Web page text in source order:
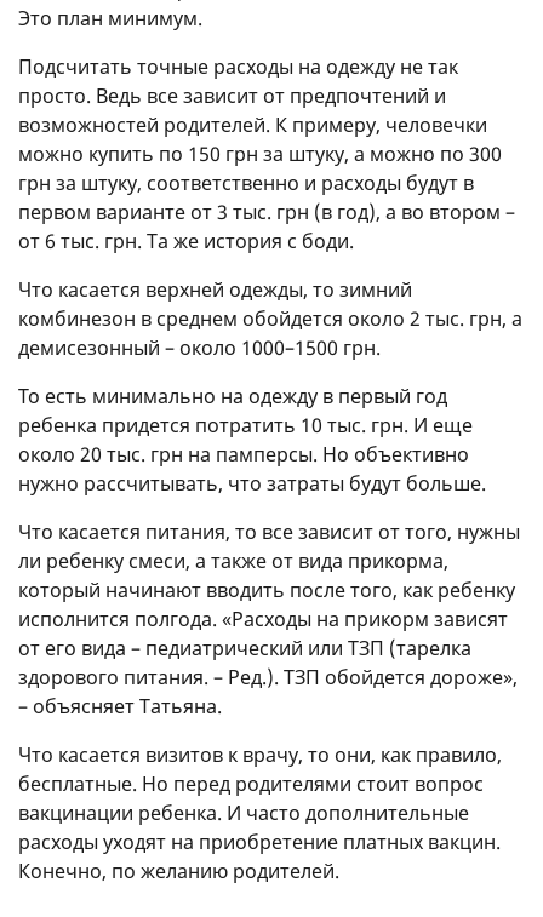
Это план минимум.
Подсчитать точные расходы на одежду не так
просто. Ведь все зависит от предпочтений и
возможностей родителей. К примеру, человечки
можно купить по 150 грн за штуку, а можно по 300
грн за штуку, соответственно и расходы будут в
первом варианте от 3 тыс. грн (в год), а во втором –
от 6 тыс. грн. Та же история с боди.
Что касается верхней одежды, то зимний
комбинезон в среднем обойдется около 2 тыс. грн, а
демисезонный – около 1000–1500 грн.
То есть минимально на одежду в первый год
ребенка придется потратить 10 тыс. грн. И еще
около 20 тыс. грн на памперсы. Но объективно
нужно рассчитывать, что затраты будут больше.
Что касается питания, то все зависит от того, нужны
ли ребенку смеси, а также от вида прикорма,
который начинают вводить после того, как ребенку
исполнится полгода. «Расходы на прикорм зависят
от его вида – педиатрический или ТЗП (тарелка
здорового питания. – Ред.). ТЗП обойдется дороже»,
– объясняет Татьяна.
Что касается визитов к врачу, то они, как правило,
бесплатные. Но перед родителями стоит вопрос
вакцинации ребенка. И часто дополнительные
расходы уходят на приобретение платных вакцин.
Конечно, по желанию родителей.